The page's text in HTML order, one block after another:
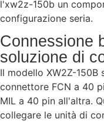
l'xw2z-150b un
configurazione seria.
Connessione
soluzione di
Il modello XW2Z-
connettore FCN a 40
MIL a 40 pin all'altra.
collegare le unità di